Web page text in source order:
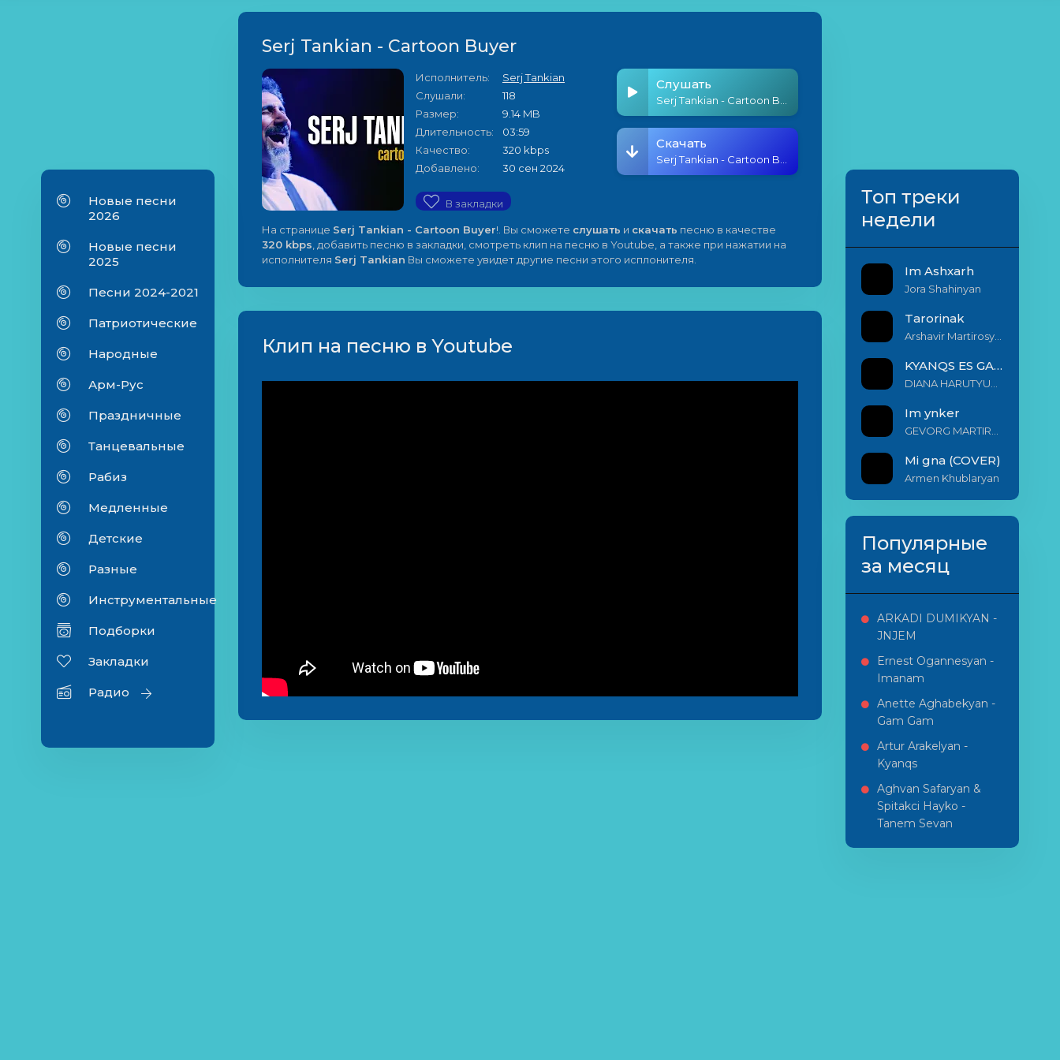
Новые песни
2026
Новые песни
2025
Песни 2024-2021
Патриотические
Народные
Арм-Рус
Праздничные
Танцевальные
Рабиз
Медленные
Детские
Разные
Инструментальные
Подборки
Закладки
Радио
Serj Tankian - Cartoon Buyer
Исполнитель:
Serj Tankian
Слушали:
118
Размер:
9.14 MB
Длительность:
03:59
Качество:
320 kbps
Добавлено:
30 сен 2024
В закладки
Слушать
Скачать
На странице Serj Tankian - Cartoon Buyer!. Вы сможете слушать и скачать песню в качестве
320 kbps , добавить песню в закладки, смотреть клип на песню в Youtube, а также при нажатии на
исполнителя Serj Tankian Вы сможете увидет другие песни этого исплонителя.
Клип на песню в Youtube
Топ треки
недели
Im Ashxarh
Jora Shahinyan
Tarorinak
KYANQS ES GALIS EM
Im ynker
Mi gna (COVER)
Armen Khublaryan
Популярные
за месяц
ARKADI DUMIKYAN -
JNJEM
Ernest Ogannesyan -
Imanam
Anette Aghabekyan -
Gam Gam
Artur Arakelyan -
Kyanqs
Aghvan Safaryan &
Spitakci Hayko -
Tanem Sevan